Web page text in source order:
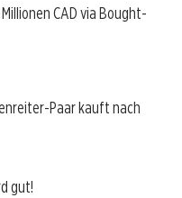
CAD via Bought-
Paar kauft nach
gut!